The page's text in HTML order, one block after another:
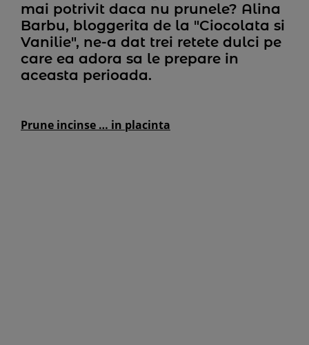
mai potrivit daca nu prunele? Alina
Barbu, bloggerita de la "Ciocolata si
Vanilie", ne-a dat trei retete dulci pe
care ea adora sa le prepare in
aceasta perioada.
Prune incinse … in placinta